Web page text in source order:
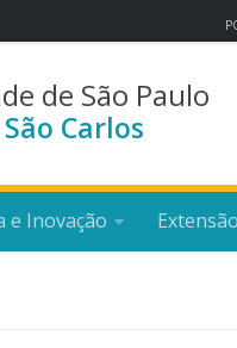
de São Paulo
Carlos
e Inovação